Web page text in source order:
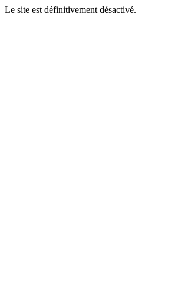
Le site est définitivement désactivé.